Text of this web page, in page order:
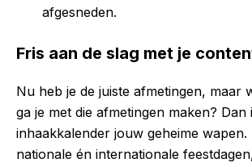
afgesneden.
Fris aan de slag met je
Nu heb je de juiste afmetingen, maar
ga je met die afmetingen maken? Dan
inhaakkalender jouw geheime
nationale én internationale